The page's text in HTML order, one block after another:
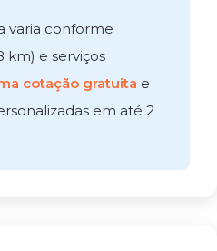
varia conforme
km) e serviços
cotação gratuita e
em até 2